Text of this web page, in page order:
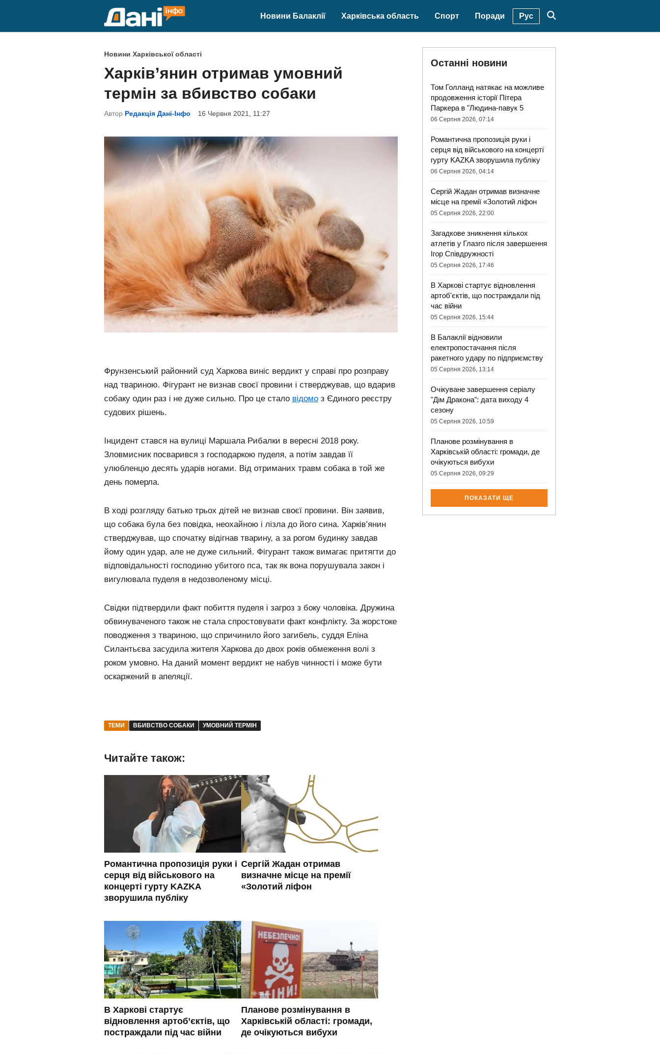
Новини Балаклії Харківська область Спорт Поради Рус
P
o
s
t
i
n
Новини Харківської області
Харків’янин отримав умовний
термін за вбивство собаки
Автор Редакція Дані-Інфо 16 Червня 2021, 11:27
Фрунзенський районний суд Харкова виніс вердикт у справі про розправу
над твариною. Фігурант не визнав своєї провини і стверджував, що вдарив
собаку один раз і не дуже сильно. Про це стало відомо з Єдиного реєстру
судових рішень.
Інцидент стався на вулиці Маршала Рибалки в вересні 2018 року.
Зловмисник посварився з господаркою пуделя, а потім завдав її
улюбленцю десять ударів ногами. Від отриманих травм собака в той же
день померла.
В ході розгляду батько трьох дітей не визнав своєї провини. Він заявив,
що собака була без повідка, неохайною і лізла до його сина. Харків’янин
стверджував, що спочатку відігнав тварину, а за рогом будинку завдав
йому один удар, але не дуже сильний. Фігурант також вимагає притягти до
відповідальності господиню убитого пса, так як вона порушувала закон і
вигулювала пуделя в недозволеному місці.
Свідки підтвердили факт побиття пуделя і загроз з боку чоловіка. Дружина
обвинуваченого також не стала спростовувати факт конфлікту. За жорстоке
поводження з твариною, що спричинило його загибель, суддя Еліна
Силантьєва засудила жителя Харкова до двох років обмеження волі з
роком умовно. На даний момент вердикт не набув чинності і може бути
оскаржений в апеляції.
ТЕМИ ВБИВСТВО СОБАКИ УМОВНИЙ ТЕРМІН
Читайте також:
Романтична пропозиція руки і
серця від військового на
концерті гурту KAZKA
зворушила публіку
Сергій Жадан отримав
визначне місце на премії
«Золотий ліфон
В Харкові стартує
відновлення артоб’єктів, що
постраждали під час війни
Планове розмінування в
Харківській області: громади,
де очікуються вибухи
Останні новини
Том Голланд натякає на можливе
продовження історії Пітера
Паркера в "Людина-павук 5
06 Серпня 2026, 07:14
Романтична пропозиція руки і
серця від військового на концерті
гурту KAZKA зворушила публіку
06 Серпня 2026, 04:14
Сергій Жадан отримав визначне
місце на премії «Золотий ліфон
05 Серпня 2026, 22:00
Загадкове зникнення кількох
атлетів у Глазго після завершення
Ігор Співдружності
05 Серпня 2026, 17:46
В Харкові стартує відновлення
артоб'єктів, що постраждали під
час війни
05 Серпня 2026, 15:44
В Балаклії відновили
електропостачання після
ракетного удару по підприємству
05 Серпня 2026, 13:14
Очікуване завершення серіалу
"Дім Дракона": дата виходу 4
сезону
05 Серпня 2026, 10:59
Планове розмінування в
Харківській області: громади, де
очікуються вибухи
05 Серпня 2026, 09:29
ПОКАЗАТИ ЩЕ